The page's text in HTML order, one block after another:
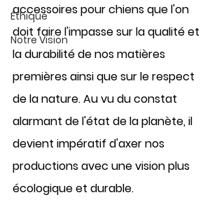
Éthique
Notre Vision
accessoires pour chiens que l'on
doit faire l'impasse sur la qualité et
la durabilité de nos matières
premières ainsi que sur le respect
de la nature. Au vu du constat
alarmant de l'état de la planète, il
devient impératif d'axer nos
productions avec une vision plus
écologique et durable.